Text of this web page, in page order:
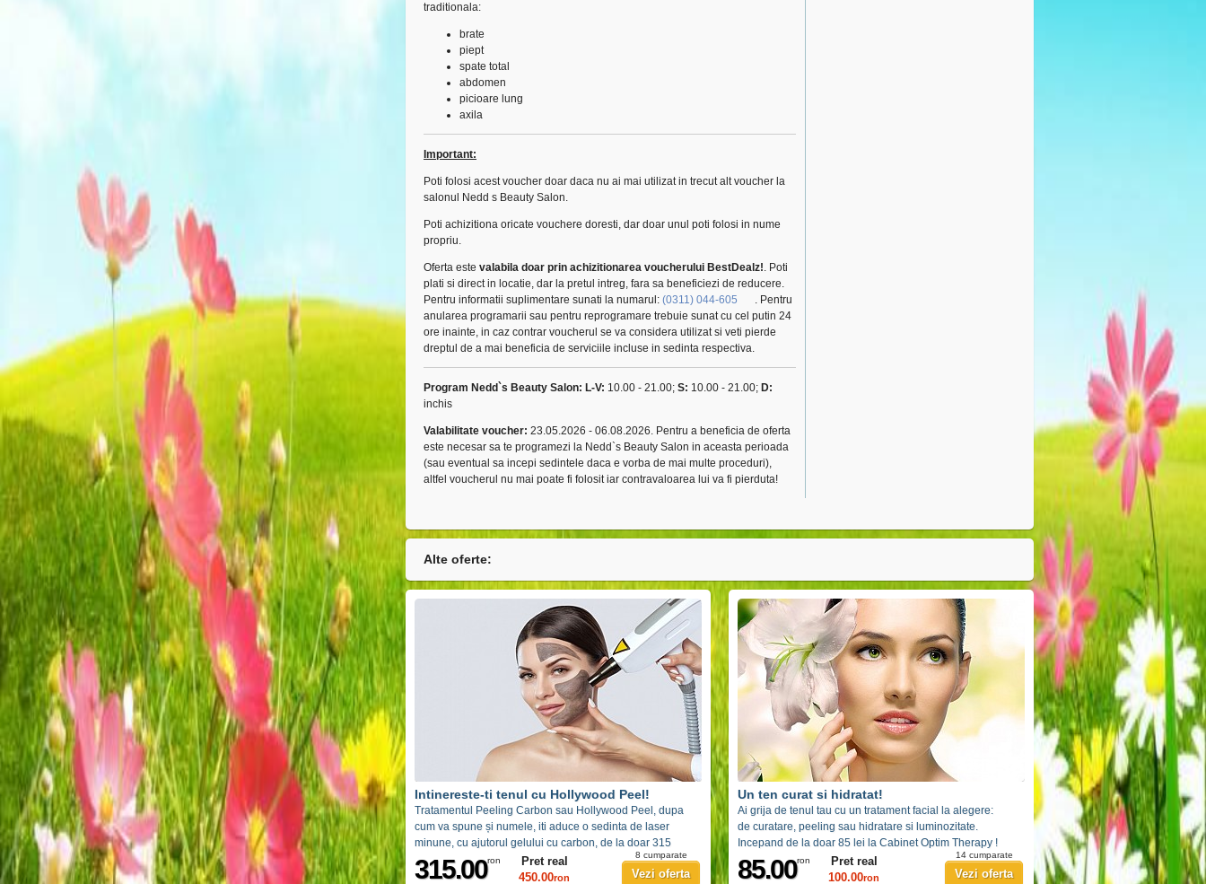
traditionala:
brate
piept
spate total
abdomen
picioare lung
axila
Important:
Poti folosi acest voucher doar daca nu ai mai utilizat in trecut alt voucher la
salonul Nedd s Beauty Salon.
Poti achizitiona oricate vouchere doresti, dar doar unul poti folosi in nume
propriu.
Oferta este valabila doar prin achizitionarea voucherului BestDealz!. Poti
plati si direct in locatie, dar la pretul intreg, fara sa beneficiezi de reducere.
Pentru informatii suplimentare sunati la numarul: (0311) 044-605
. Pentru
anularea programarii sau pentru reprogramare trebuie sunat cu cel putin 24
ore inainte, in caz contrar voucherul se va considera utilizat si veti pierde
dreptul de a mai beneficia de serviciile incluse in sedinta respectiva.
Program Nedd`s Beauty Salon: L-V: 10.00 - 21.00; S: 10.00 - 21.00; D:
inchis
Valabilitate voucher: 23.05.2026 - 06.08.2026. Pentru a beneficia de oferta
este necesar sa te programezi la Nedd`s Beauty Salon in aceasta perioada
(sau eventual sa incepi sedintele daca e vorba de mai multe proceduri),
altfel voucherul nu mai poate fi folosit iar contravaloarea lui va fi pierduta!
Alte oferte:
Intinereste-ti tenul cu Hollywood Peel!
Tratamentul Peeling Carbon sau Hollywood Peel, dupa
cum va spune și numele, iti aduce o sedinta de laser
minune, cu ajutorul gelului cu carbon, de la doar 315
lei, reducere de la 450 lei! Poti alege si pachetul de 5
sedinte!
315.00ron
Pret real
450.00ron
8 cumparate
Vezi oferta
Un ten curat si hidratat!
Ai grija de tenul tau cu un tratament facial la alegere:
de curatare, peeling sau hidratare si luminozitate.
Incepand de la doar 85 lei la Cabinet Optim Therapy !
85.00ron
Pret real
100.00ron
14 cumparate
Vezi oferta